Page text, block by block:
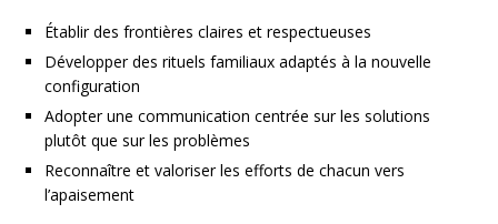
Établir des frontières claires et respectueuses
Développer des rituels familiaux adaptés à la nouvelle
configuration
Adopter une communication centrée sur les solutions
plutôt que sur les problèmes
Reconnaître et valoriser les efforts de chacun vers
l’apaisement